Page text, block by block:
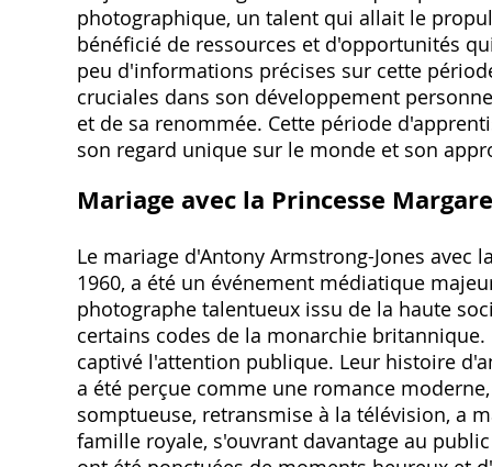
photographique, un talent qui allait le
bénéficié de ressources et d'opportunités
peu d'informations précises sur cette
cruciales dans son développement
et de sa renommée. Cette période
son regard unique sur le monde et son
Mariage avec la Princesse
Le mariage d'Antony Armstrong-Jones avec
1960, a été un événement médiatique
photographe talentueux issu de la haute
certains codes de la monarchie
captivé l'attention publique. Leur histoire
a été perçue comme une romance
somptueuse, retransmise à la télévision, a
famille royale, s'ouvrant davantage au